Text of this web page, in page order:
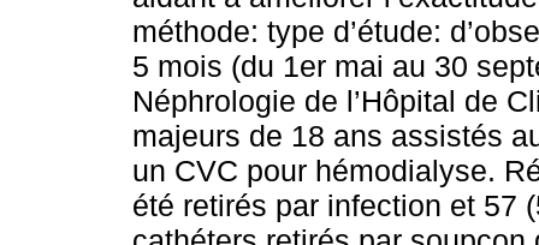
méthode: type d’étude:
5 mois (du 1er mai au 30
Néphrologie de l’Hôpital de
majeurs de 18 ans assistés
un CVC pour hémodialyse.
été retirés par infection et 57